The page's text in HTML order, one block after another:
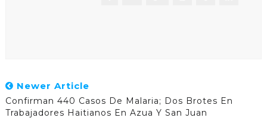
Newer Article
Confirman 440 Casos De Malaria; Dos Brotes En
Trabajadores Haitianos En Azua Y San Juan